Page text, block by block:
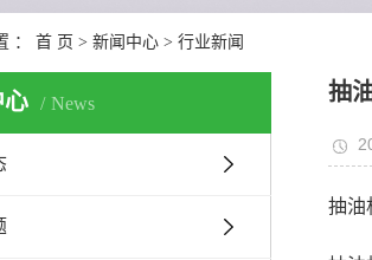
： 首 页 > 新闻中心 > 行业新闻
心 News 抽
抽油